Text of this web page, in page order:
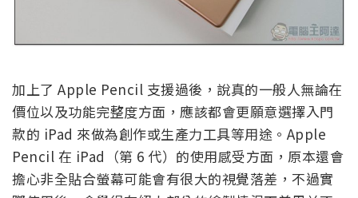
加上了 Apple Pencil 支援過後，說真的一般人無論在
價位以及功能完整度方面，應該都會更願意選擇入門
款的 iPad 來做為創作或生產力工具等用途。Apple
Pencil 在 iPad（第 6 代）的使用感受方面，原本還會
擔心非全貼合螢幕可能會有很大的視覺落差，不過實